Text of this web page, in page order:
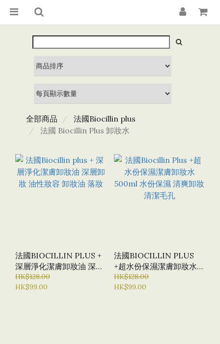
全部商品
法國Biocillin plus
法國 Biocillin Plus 卸妝水
法國BIOCILLIN PLUS +
深層淨化潔膚卸妝油 深層
卸妝 油性妝容 卸妝油 落
妝
HK$128.00
HK$99.00
法國BIOCILLIN PLUS
+超水份保濕潔膚卸妝水
500ML 水份保濕 清爽卸
妝 清潔毛孔
HK$128.00
HK$99.00